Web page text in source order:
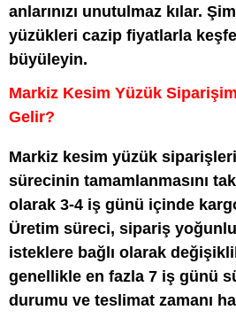
anlarınızı unutulmaz kılar.
yüzükleri cazip fiyatlarla
büyüleyin.
Markiz Kesim Yüzük
Gelir?
Markiz kesim yüzük
sürecinin tamamlanmasını
olarak 3-4 iş günü içinde
Üretim süreci, sipariş
isteklere bağlı olarak
genellikle en fazla 7 iş günü
durumu ve teslimat zamanı